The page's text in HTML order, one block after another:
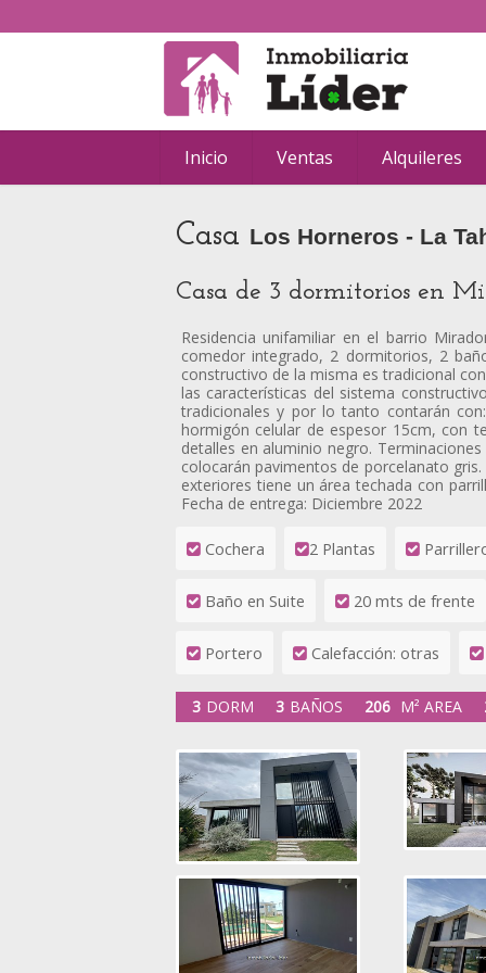
Inicio Ventas Alquileres
Casa Los Horneros - La
Casa de 3 dormitorios en
Residencia unifamiliar en el barrio
comedor integrado, 2 dormitorios, 2
constructivo de la misma es tradicional
las características del sistema
tradicionales y por lo tanto contarán
hormigón celular de espesor 15cm, con
detalles en aluminio negro.
colocarán pavimentos de porcelanato
exteriores tiene un área techada con
Fecha de entrega: Diciembre 2022
Cochera 2 Plantas
Baño en Suite 20 mts de frente
Portero Calefacción: otras
3 DORM 3 BAÑOS 206 M² AREA